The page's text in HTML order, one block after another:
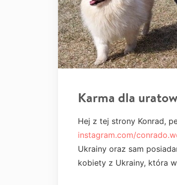
Karma dla
Hej z tej strony Konrad,
instagram.com/
Ukrainy oraz sam
kobiety z Ukrainy, która